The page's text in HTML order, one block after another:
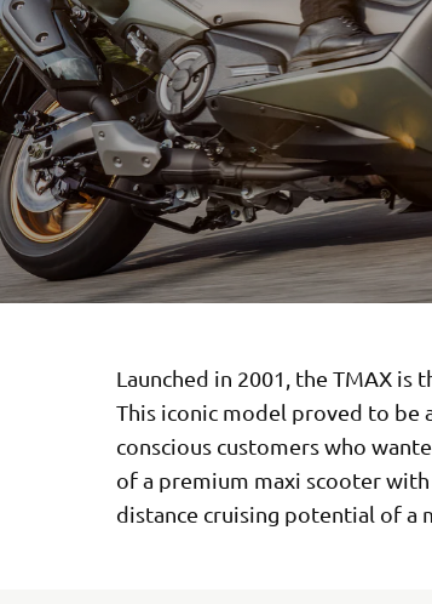
Launched in 2001, the TMAX is
This iconic model proved to be
conscious customers who
of a premium maxi scooter
distance cruising potential of a